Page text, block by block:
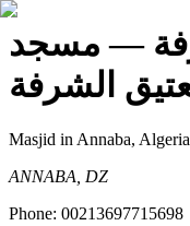
— مسجد
الشرفة
Masjid in Annaba, Algeria
ANNABA, DZ
Phone: 00213697715698